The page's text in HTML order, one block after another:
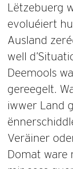
Lëtzebuerg
evoluéiert
Ausland
well
Deemools
gereegelt.
iwwer Land
Veräiner
Domat ware